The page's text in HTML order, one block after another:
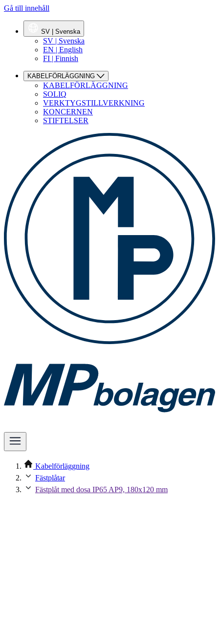
Gå till innehåll
SV | Svenska
SV | Svenska
EN | English
FI | Finnish
KABELFÖRLÄGGNING
KABELFÖRLÄGGNING
SOLIQ
VERKTYGSTILLVERKNING
KONCERNEN
STIFTELSER
Kabelförläggning
Fästplåtar
Fästplåt med dosa IP65 AP9, 180x120 mm